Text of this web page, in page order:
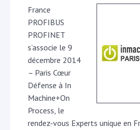
France
PROFIBUS
PROFINET
s’associe le 9
décembre 2014
– Paris Cœur
Défense à In
Machine+On
Process, le
rendez-vous Experts unique en